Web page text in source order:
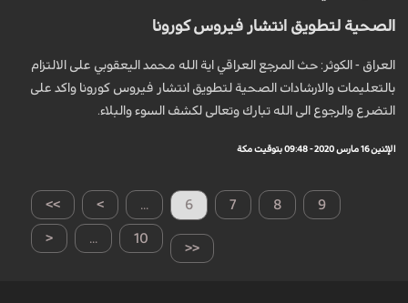
الصحية لتطويق انتشار فيروس كورونا
العراق - الكوثر: حث المرجع العراقي اية الله محمد اليعقوبي على الالتزام
بالتعليمات والارشادات الصحية لتطويق انتشار فيروس كورونا واكد على
التضرع والرجوع الى الله تبارك وتعالى لكشف السوء والبلاء.
الإثنين 16 مارس 2020 - 09:48 بتوقيت مكة
>> > ... 6 7 8 9
10
...
<
<<